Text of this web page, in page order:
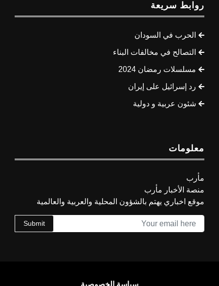
روابط سريعة
الحرب في السودان
التصالح في مخالفات البناء
مسلسلات رمضان 2024
رد إسرائيل على إيران
شئون عربية و دولية
معلومات
مأرب
منصة الأخبار مأرب
موقع اخباري يهتم بالشؤون المحلية والعربية والعالمية
Submit